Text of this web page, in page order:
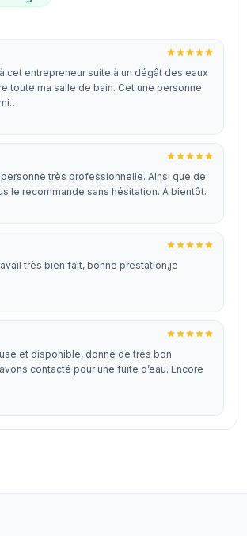
cet entrepreneur suite à un dégât des eaux
toute ma salle de bain. Cet une personne
très professionnelle. Ainsi que de
le recommande sans hésitation. À bientôt.
très bien fait, bonne prestation,je
et disponible, donne de très bon
contacté pour une fuite d’eau. Encore